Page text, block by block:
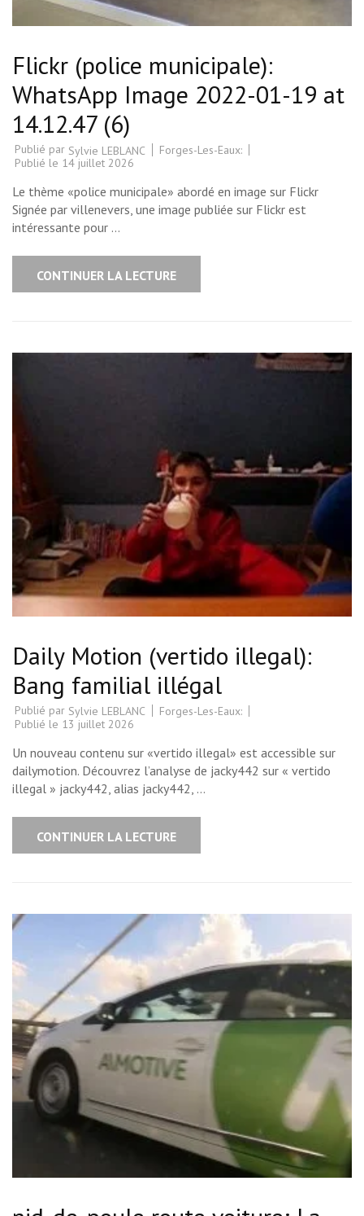
Flickr (police municipale):
WhatsApp Image 2022-01-19 at
14.12.47 (6)
Publié par Sylvie LEBLANC
Forges-Les-Eaux:
Publié le 14 juillet 2026
Le thème «police municipale» abordé en image sur Flickr
Signée par villenevers, une image publiée sur Flickr est
intéressante pour …
CONTINUER LA LECTURE
Daily Motion (vertido illegal):
Bang familial illégal
Publié par Sylvie LEBLANC
Forges-Les-Eaux:
Publié le 13 juillet 2026
Un nouveau contenu sur «vertido illegal» est accessible sur
dailymotion. Découvrez l’analyse de jacky442 sur « vertido
illegal » jacky442, alias jacky442, …
CONTINUER LA LECTURE